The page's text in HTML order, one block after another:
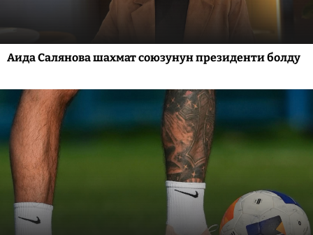
Аида Салянова шахмат союзунун президенти болду